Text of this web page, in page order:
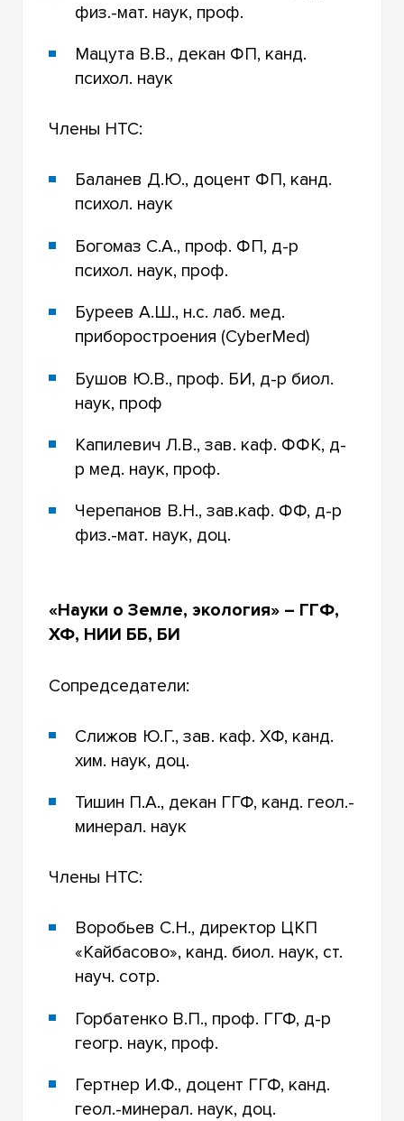
физ.-мат. наук, проф.
Мацута В.В., декан ФП, канд.
психол. наук
Члены НТС:
Баланев Д.Ю., доцент ФП, канд.
психол. наук
Богомаз С.А., проф. ФП, д-р
психол. наук, проф.
Буреев А.Ш., н.с. лаб. мед.
приборостроения (CyberMed)
Бушов Ю.В., проф. БИ, д-р биол.
наук, проф
Капилевич Л.В., зав. каф. ФФК, д-
р мед. наук, проф.
Черепанов В.Н., зав.каф. ФФ, д-р
физ.-мат. наук, доц.
«Науки о Земле, экология» – ГГФ,
ХФ, НИИ ББ, БИ
Сопредседатели:
Слижов Ю.Г., зав. каф. ХФ, канд.
хим. наук, доц.
Тишин П.А., декан ГГФ, канд. геол.-
минерал. наук
Члены НТС:
Воробьев С.Н., директор ЦКП
«Кайбасово», канд. биол. наук, ст.
науч. сотр.
Горбатенко В.П., проф. ГГФ, д-р
геогр. наук, проф.
Гертнер И.Ф., доцент ГГФ, канд.
геол.-минерал. наук, доц.